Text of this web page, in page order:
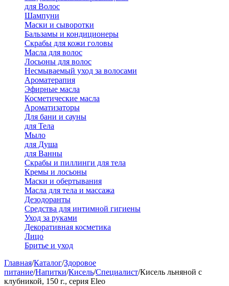
для Волос
Шампуни
Маски и сыворотки
Бальзамы и кондиционеры
Скрабы для кожи головы
Масла для волос
Лосьоны для волос
Несмываемый уход за волосами
Ароматерапия
Эфирные масла
Косметические масла
Ароматизаторы
Для бани и сауны
для Тела
Мыло
для Душа
для Ванны
Скрабы и пиллинги для тела
Кремы и лосьоны
Маски и обертывания
Масла для тела и массажа
Дезодоранты
Средства для интимной гигиены
Уход за руками
Декоративная косметика
Лицо
Бритье и уход
Главная/Каталог/Здоровое
питание/Напитки/Кисель/Специалист/Кисель льняной с
клубникой, 150 г., серия Eleo